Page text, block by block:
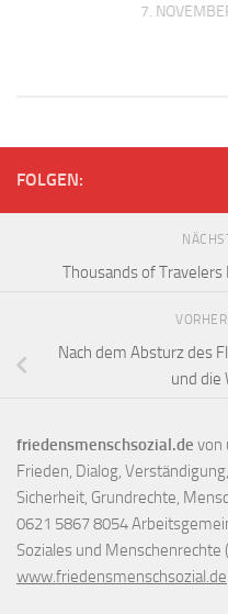
7.
FOLGEN:
Thousands of
Nach dem Absturz des
und die
friedensmenschsozial.de von
Frieden, Dialog,
Sicherheit, Grundrechte,
0621 5867 8054
Soziales und Menschenrechte
www.friedensmenschsozial.de